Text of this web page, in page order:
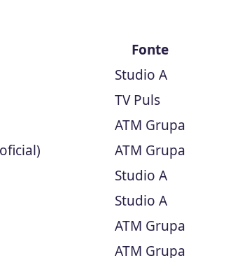
Fonte
Studio A
TV Puls
ATM Grupa
ATM Grupa
Studio A
Studio A
ATM Grupa
ATM Grupa